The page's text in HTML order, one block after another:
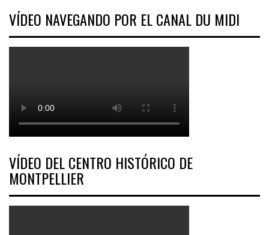
VÍDEO NAVEGANDO POR EL CANAL DU MIDI
VÍDEO DEL CENTRO HISTÓRICO DE
MONTPELLIER